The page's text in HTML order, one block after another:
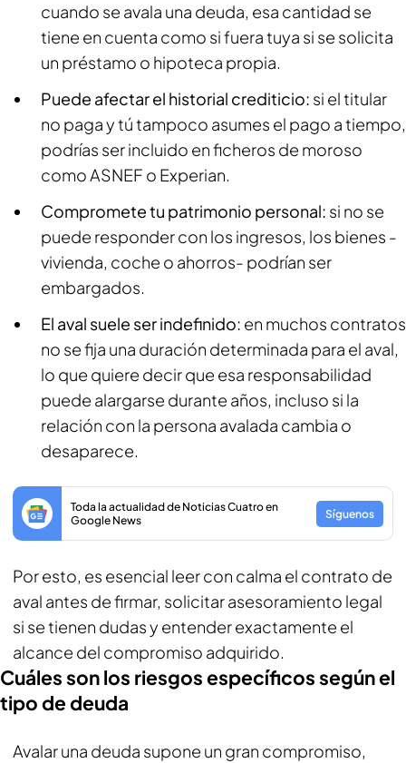
cuando se avala una deuda, esa cantidad se
tiene en cuenta como si fuera tuya si se solicita
un préstamo o hipoteca propia.
Puede afectar el historial crediticio: si el titular
no paga y tú tampoco asumes el pago a tiempo,
podrías ser incluido en ficheros de moroso
como ASNEF o Experian.
Compromete tu patrimonio personal: si no se
puede responder con los ingresos, los bienes -
vivienda, coche o ahorros- podrían ser
embargados.
El aval suele ser indefinido: en muchos contratos
no se fija una duración determinada para el aval,
lo que quiere decir que esa responsabilidad
puede alargarse durante años, incluso si la
relación con la persona avalada cambia o
desaparece.
Toda la actualidad de Noticias Cuatro en
Google News
Síguenos
Por esto, es esencial leer con calma el contrato de
aval antes de firmar, solicitar asesoramiento legal
si se tienen dudas y entender exactamente el
alcance del compromiso adquirido.
Cuáles son los riesgos específicos según el
tipo de deuda
Avalar una deuda supone un gran compromiso,